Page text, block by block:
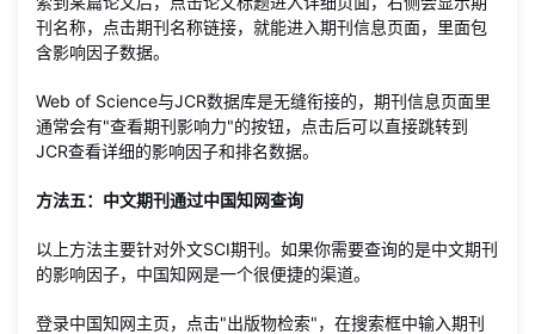
刊名称，点击期刊名称链接，就能进入期刊信息页面，里面包
含影响因子数据。
Web of Science与JCR数据库是无缝衔接的，期刊信息页面里
通常会有"查看期刊影响力"的按钮，点击后可以直接跳转到
JCR查看详细的影响因子和排名数据。
方法五：中文期刊通过中国知网查询
以上方法主要针对外文SCI期刊。如果你需要查询的是中文期刊
的影响因子，中国知网是一个很便捷的渠道。
登录中国知网主页，点击"出版物检索"，在搜索框中输入期刊